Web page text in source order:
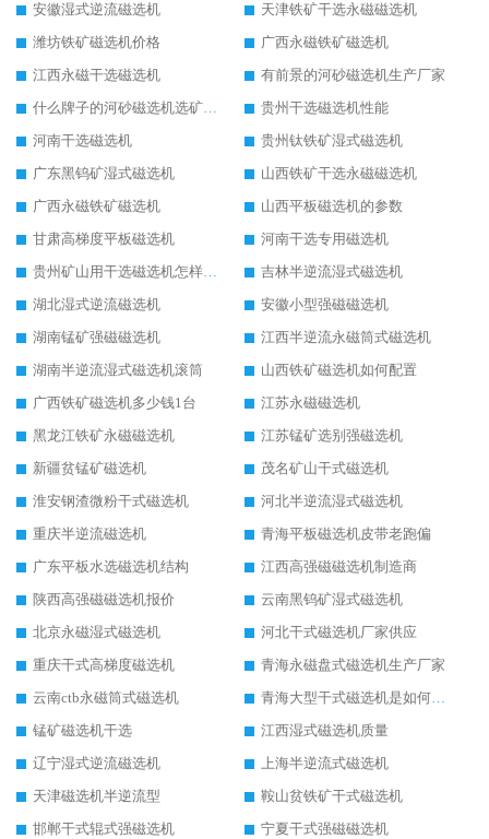
安徽湿式逆流磁选机
天津铁矿干选永磁磁选机
潍坊铁矿磁选机价格
广西永磁铁矿磁选机
江西永磁干选磁选机
有前景的河砂磁选机生产厂家
什么牌子的河砂磁选机选矿效果好
贵州干选磁选机性能
河南干选磁选机
贵州钛铁矿湿式磁选机
广东黑钨矿湿式磁选机
山西铁矿干选永磁磁选机
广西永磁铁矿磁选机
山西平板磁选机的参数
甘肃高梯度平板磁选机
河南干选专用磁选机
贵州矿山用干选磁选机怎样调磁
吉林半逆流湿式磁选机
湖北湿式逆流磁选机
安徽小型强磁磁选机
湖南锰矿强磁磁选机
江西半逆流永磁筒式磁选机
湖南半逆流湿式磁选机滚筒
山西铁矿磁选机如何配置
广西铁矿磁选机多少钱1台
江苏永磁磁选机
黑龙江铁矿永磁磁选机
江苏锰矿选别强磁选机
新疆贫锰矿磁选机
茂名矿山干式磁选机
淮安钢渣微粉干式磁选机
河北半逆流湿式磁选机
重庆半逆流磁选机
青海平板磁选机皮带老跑偏
广东平板水选磁选机结构
江西高强磁磁选机制造商
陕西高强磁磁选机报价
云南黑钨矿湿式磁选机
北京永磁湿式磁选机
河北干式磁选机厂家供应
重庆干式高梯度磁选机
青海永磁盘式磁选机生产厂家
云南ctb永磁筒式磁选机
青海大型干式磁选机是如何选矿的
锰矿磁选机干选
江西湿式磁选机质量
辽宁湿式逆流磁选机
上海半逆流式磁选机
天津磁选机半逆流型
鞍山贫铁矿干式磁选机
邯郸干式辊式强磁选机
宁夏干式强磁磁选机